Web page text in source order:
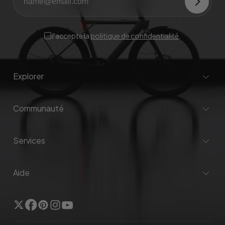
J'accepte lapolitique de confidentialité
Explorer
Communauté
Services
Aide
TwitterFacebook
Pinterest
Instagram
YouTube